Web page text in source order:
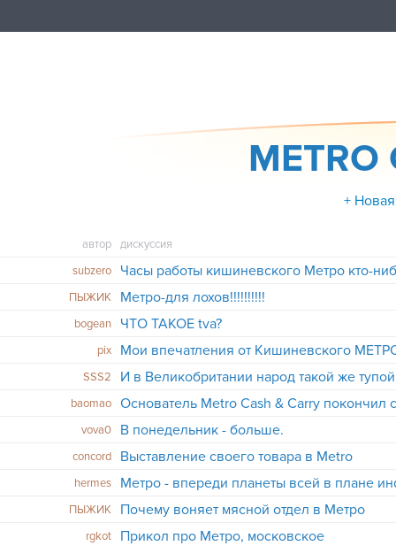
+
автор
дискуссия
subzero
Часы работы кишиневского Метро кто-
ПЫЖИК Метро-для лохов!!!!!!!!!!
bogean ЧТО ТАКОЕ tva?
pix Мои впечатления от Кишиневского
SSS2 И в Великобритании народ такой же тупой
baomao Основатель Metro Cash & Carry покончил
vova0 В понедельник - больше.
concord Выставление своего товара в Metro
hermes
ПЫЖИК
Почему воняет мясной отдел в Метро
rgkot Прикол про Метро, московское